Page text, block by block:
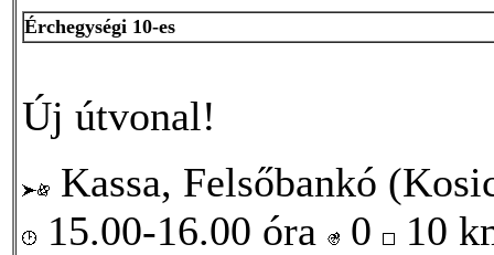
Érchegységi 10-es
Új útvonal!
Kassa, Felsőbankó
15.00-16.00 óra
0 10